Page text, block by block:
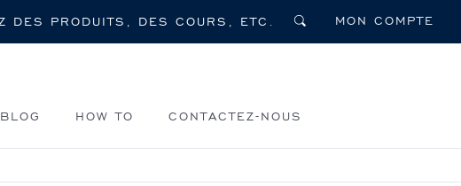
MON COMPTE
BLOG HOW TO CONTACTEZ-NOUS